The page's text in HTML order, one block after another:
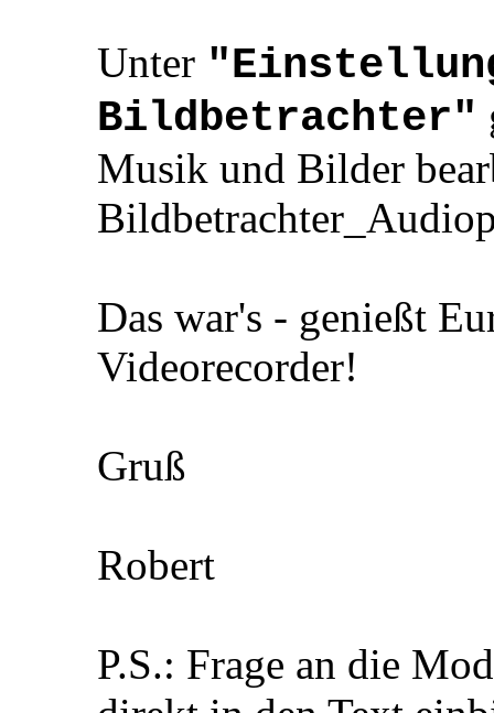
Unter
Bildbetrachter"
Musik und Bilder
Das war's - genießt
Videorecorder!
Gruß
Robert
P.S.: Frage an die